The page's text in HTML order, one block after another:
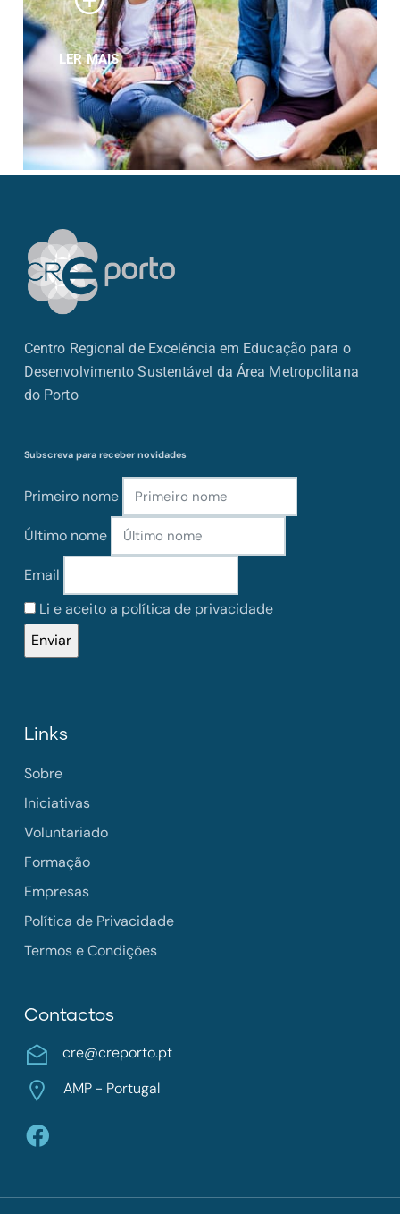
LER MAIS
Centro Regional de Excelência em Educação para o
Desenvolvimento Sustentável da Área Metropolitana
do Porto
Subscreva para receber novidades
Primeiro nome
Último nome
Email
Li e aceito a política de privacidade
Links
Sobre
Iniciativas
Voluntariado
Formação
Empresas
Política de Privacidade
Termos e Condições
Contactos
cre@creporto.pt
AMP - Portugal